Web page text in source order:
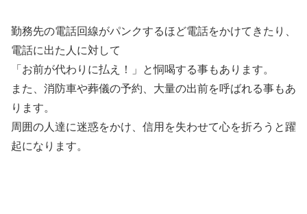
勤務先の電話回線がパンクするほど電話をかけてきたり、
電話に出た人に対して
「お前が代わりに払え！」と恫喝する事もあります。
また、消防車や葬儀の予約、大量の出前を呼ばれる事もあ
ります。
周囲の人達に迷惑をかけ、信用を失わせて心を折ろうと躍
起になります。